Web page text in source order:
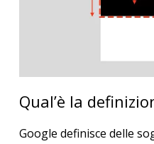
Qual’è la
Google definisce delle